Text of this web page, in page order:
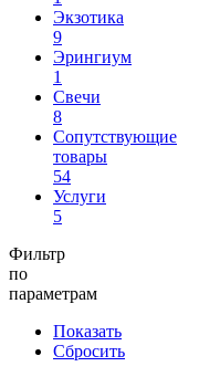
Экзотика
9
Эрингиум
1
Свечи
8
Сопутствующие
товары
54
Услуги
5
Фильтр
по
параметрам
Показать
Сбросить